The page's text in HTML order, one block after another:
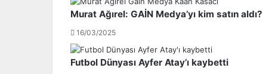
t
o
p
l
a
n
a
r
a
y
:
T
Murat Ağırel: GAİN Medya’yı kim satın aldı?
16/03/2025
Futbol Dünyası Ayfer Atay’ı kaybetti